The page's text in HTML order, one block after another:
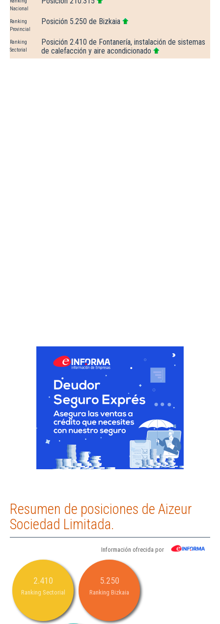
Nacional
Ranking
Provincial
Posición 5.250 de Bizkaia
Ranking
Sectorial
Posición 2.410 de Fontanería, instalación de sistemas
de calefacción y aire acondicionado
Resumen de posiciones de Aizeur
Sociedad Limitada.
Información ofrecida por
2.410
Ranking Sectorial
5.250
Ranking Bizkaia